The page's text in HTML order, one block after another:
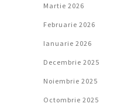
Martie 2026
Februarie 2026
Ianuarie 2026
Decembrie 2025
Noiembrie 2025
Octombrie 2025